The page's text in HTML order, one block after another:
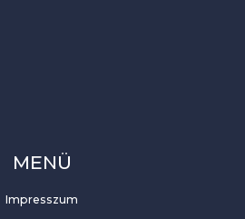
MENÜ
Impresszum